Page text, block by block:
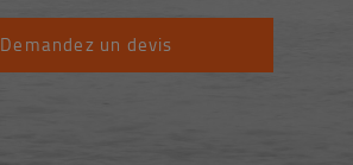
Demandez un devis